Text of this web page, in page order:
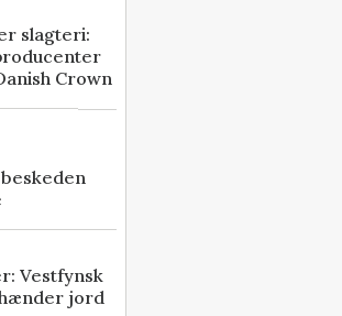
slagteri:
Crown
Vestfynsk
jord